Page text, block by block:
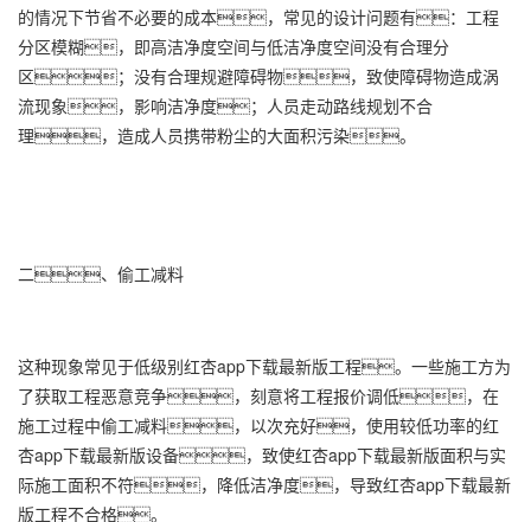
的情况下节省不必要的成本，常见的设计问题有：工程
分区模糊，即高洁净度空间与低洁净度空间没有合理分
区；没有合理规避障碍物，致使障碍物造成涡
流现象，影响洁净度；人员走动路线规划不合
理，造成人员携带粉尘的大面积污染。
二、偷工减料
这种现象常见于低级别红杏app下载最新版工程。一些施工方为
了获取工程恶意竞争，刻意将工程报价调低，在
施工过程中偷工减料，以次充好，使用较低功率的红
杏app下载最新版设备，致使红杏app下载最新版面积与实
际施工面积不符，降低洁净度，导致红杏app下载最新
版工程不合格。